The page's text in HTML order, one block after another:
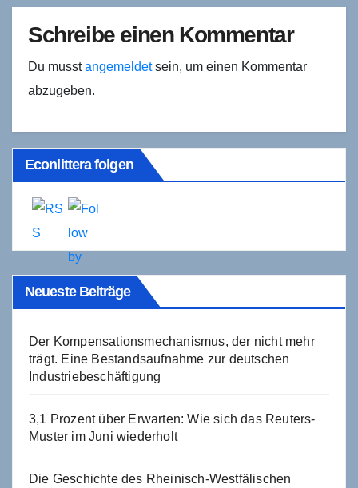
Schreibe einen Kommentar
Du musstangemeldetsein, um einen Kommentar
abzugeben.
Econlittera folgen
Neueste Beiträge
Der Kompensationsmechanismus, der nicht mehr
trägt. Eine Bestandsaufnahme zur deutschen
Industriebeschäftigung
3,1 Prozent über Erwarten: Wie sich das Reuters-
Muster im Juni wiederholt
Die Geschichte des Rheinisch-Westfälischen